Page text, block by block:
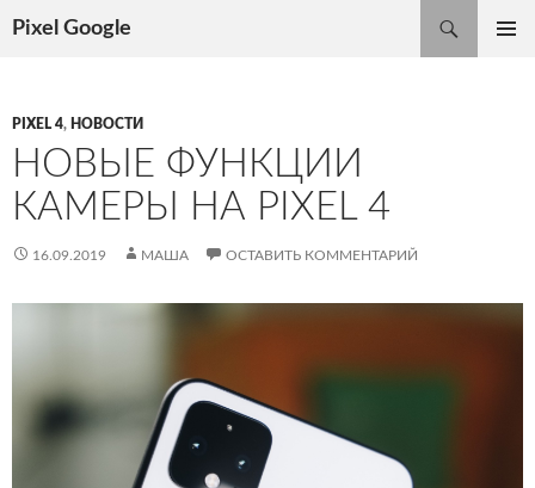
Pixel Google
PIXEL 4, НОВОСТИ
НОВЫЕ ФУНКЦИИ
КАМЕРЫ НА PIXEL 4
16.09.2019 МАША ОСТАВИТЬ КОММЕНТАРИЙ